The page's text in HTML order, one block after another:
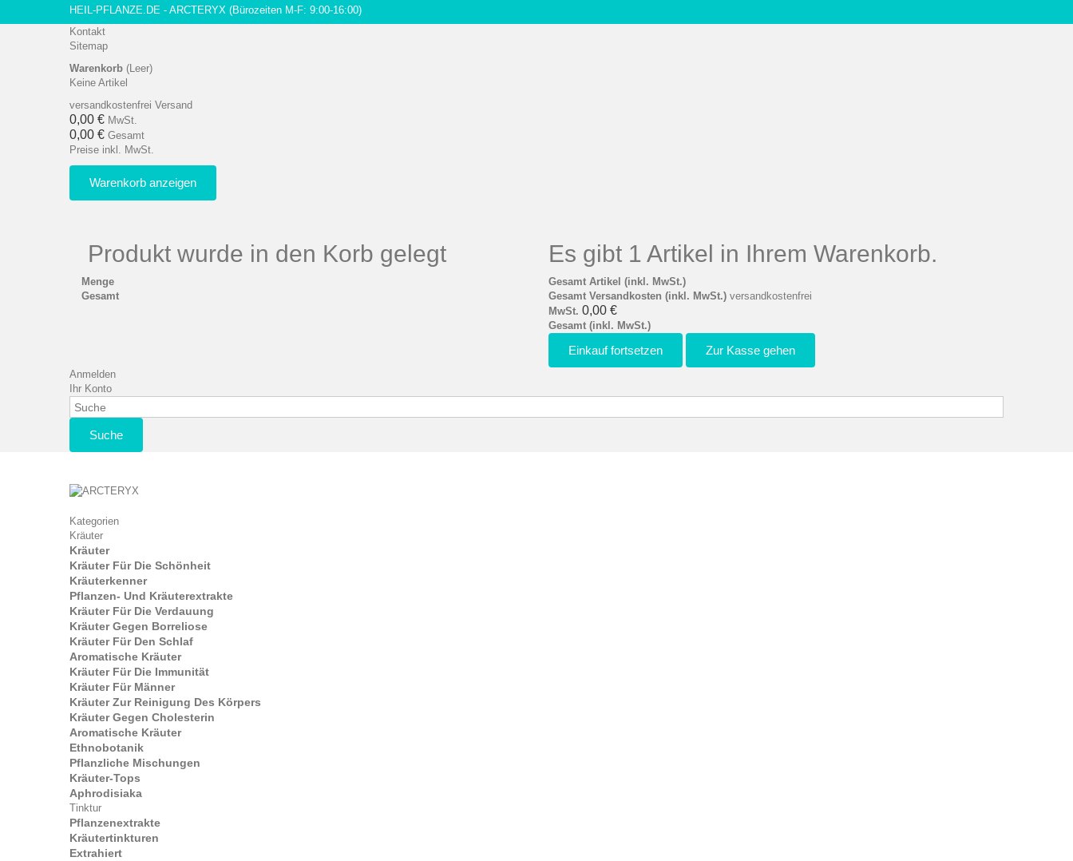
HEIL-PFLANZE.DE - ARCTERYX (Bürozeiten M-F: 9:00-16:00)
Kontakt
Sitemap
Warenkorb (Leer)
Keine Artikel
versandkostenfrei Versand
0,00 € MwSt.
0,00 € Gesamt
Preise inkl. MwSt.
Warenkorb anzeigen
Produkt wurde in den Korb gelegt
Menge
Gesamt
Es gibt 1 Artikel in Ihrem Warenkorb.
Gesamt Artikel (inkl. MwSt.)
Gesamt Versandkosten (inkl. MwSt.) versandkostenfrei
MwSt. 0,00 €
Gesamt (inkl. MwSt.)
Einkauf fortsetzen Zur Kasse gehen
Anmelden
Ihr Konto
Suche
Kategorien
Kräuter
Kräuter
Kräuter Für Die Schönheit
Kräuterkenner
Pflanzen- Und Kräuterextrakte
Kräuter Für Die Verdauung
Kräuter Gegen Borreliose
Kräuter Für Den Schlaf
Aromatische Kräuter
Kräuter Für Die Immunität
Kräuter Für Männer
Kräuter Zur Reinigung Des Körpers
Kräuter Gegen Cholesterin
Aromatische Kräuter
Ethnobotanik
Pflanzliche Mischungen
Kräuter-Tops
Aphrodisiaka
Tinktur
Pflanzenextrakte
Kräutertinkturen
Extrahiert